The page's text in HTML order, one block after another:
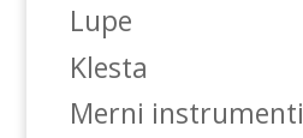
Lupe
Klesta
Merni instrumenti